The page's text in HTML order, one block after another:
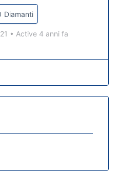
Diamanti
• Active 4 anni fa